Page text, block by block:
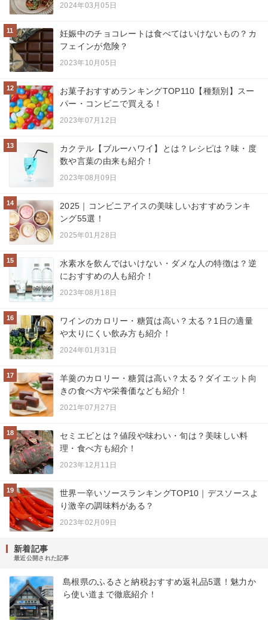
2024年03月05日
11
妊娠中のチョコレートは食べてはいけないもの？カ
フェインが危険？
2023年10月05日
12
お菓子おすすめランキングTOP110【種類別】スー
パー・コンビニで買える！
2023年07月12日
13
カクテル【ブルーハワイ】とは？レシピは？味・度
数や言葉の由来も紹介！
2023年08月09日
14
2025｜コンビニアイスの美味しいおすすめランキ
ング55選！
2025年01月28日
15
水素水を飲んではいけない・ダメな人の特徴は？逆
におすすめの人も紹介！
2023年08月18日
16
ワインのカロリー・糖質は高い？太る？1日の適量
や太りにくい飲み方も紹介！
2024年01月31日
17
羊羹のカロリー・糖質は高い？太る？ダイエット向
きの食べ方や栄養価なども紹介！
2021年07月27日
18
セミエビとは？値段や味わい・旬は？美味しい料
理・食べ方も紹介！
2023年12月11日
19
世界一辛いソースランキングTOP10｜デスソースよ
り激辛の調味料がある？
2023年02月09日
新着記事
最近公開された記事
島根県のふるさと納税おすすめ返礼品5選！魅力か
ら使い道まで徹底紹介！